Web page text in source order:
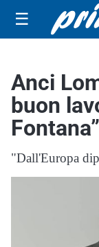
☰
Anci
buon
Fontana”
"Dall'Europa